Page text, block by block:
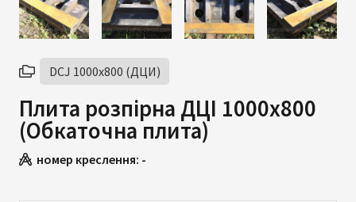
DCJ 1000х800 (ДЦИ)
Плита розпірна ДЦІ 1000х800
(Обкаточна плита)
номер креслення: -